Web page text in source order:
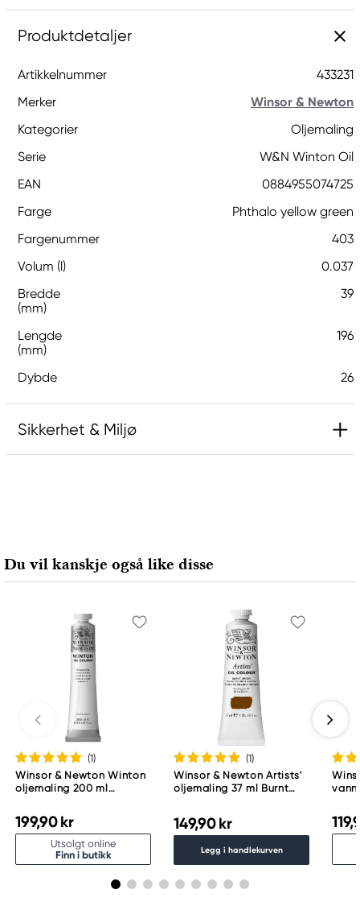
Produktdetaljer
Artikkelnummer
433231
Merker
Winsor & Newton
Kategorier
Oljemaling
Serie
W&N Winton Oil
EAN
0884955074725
Farge
Phthalo yellow green
Fargenummer
403
Volum (l)
0.037
Bredde
(mm)
39
Lengde
(mm)
196
Dybde 26
Sikkerhet & Miljø
61930 Trosa, Sweden
info@colart.se
Du vil kanskje også like disse
(1)
Winsor & Newton Winton
oljemaling 200 ml
199,90 kr
Utsolgt online
Finn i butikk
(1)
Winsor & Newton Artists'
oljemaling 37 ml Burnt
149,90 kr
Legg i handlekurven